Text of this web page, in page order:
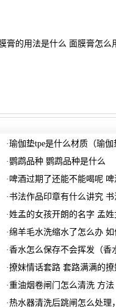
膏的用法是什么 面膜膏怎么
·瑜伽垫tpe是什么材质（瑜伽
·鹦鹉品种 鹦鹉品种是什么
· 啤酒过期了还能不能喝呢
·书法作品印章有什么讲究
·姓孟的女孩开朗的名字 孟姓
·绵羊毛水洗缩水了怎么办
·香水怎么保存不会挥发（香
·撩妹情话套路 套路满满的撩
·重油烟卷闸门怎么清洗 方法
·热水器清洗后跳闸怎么处理